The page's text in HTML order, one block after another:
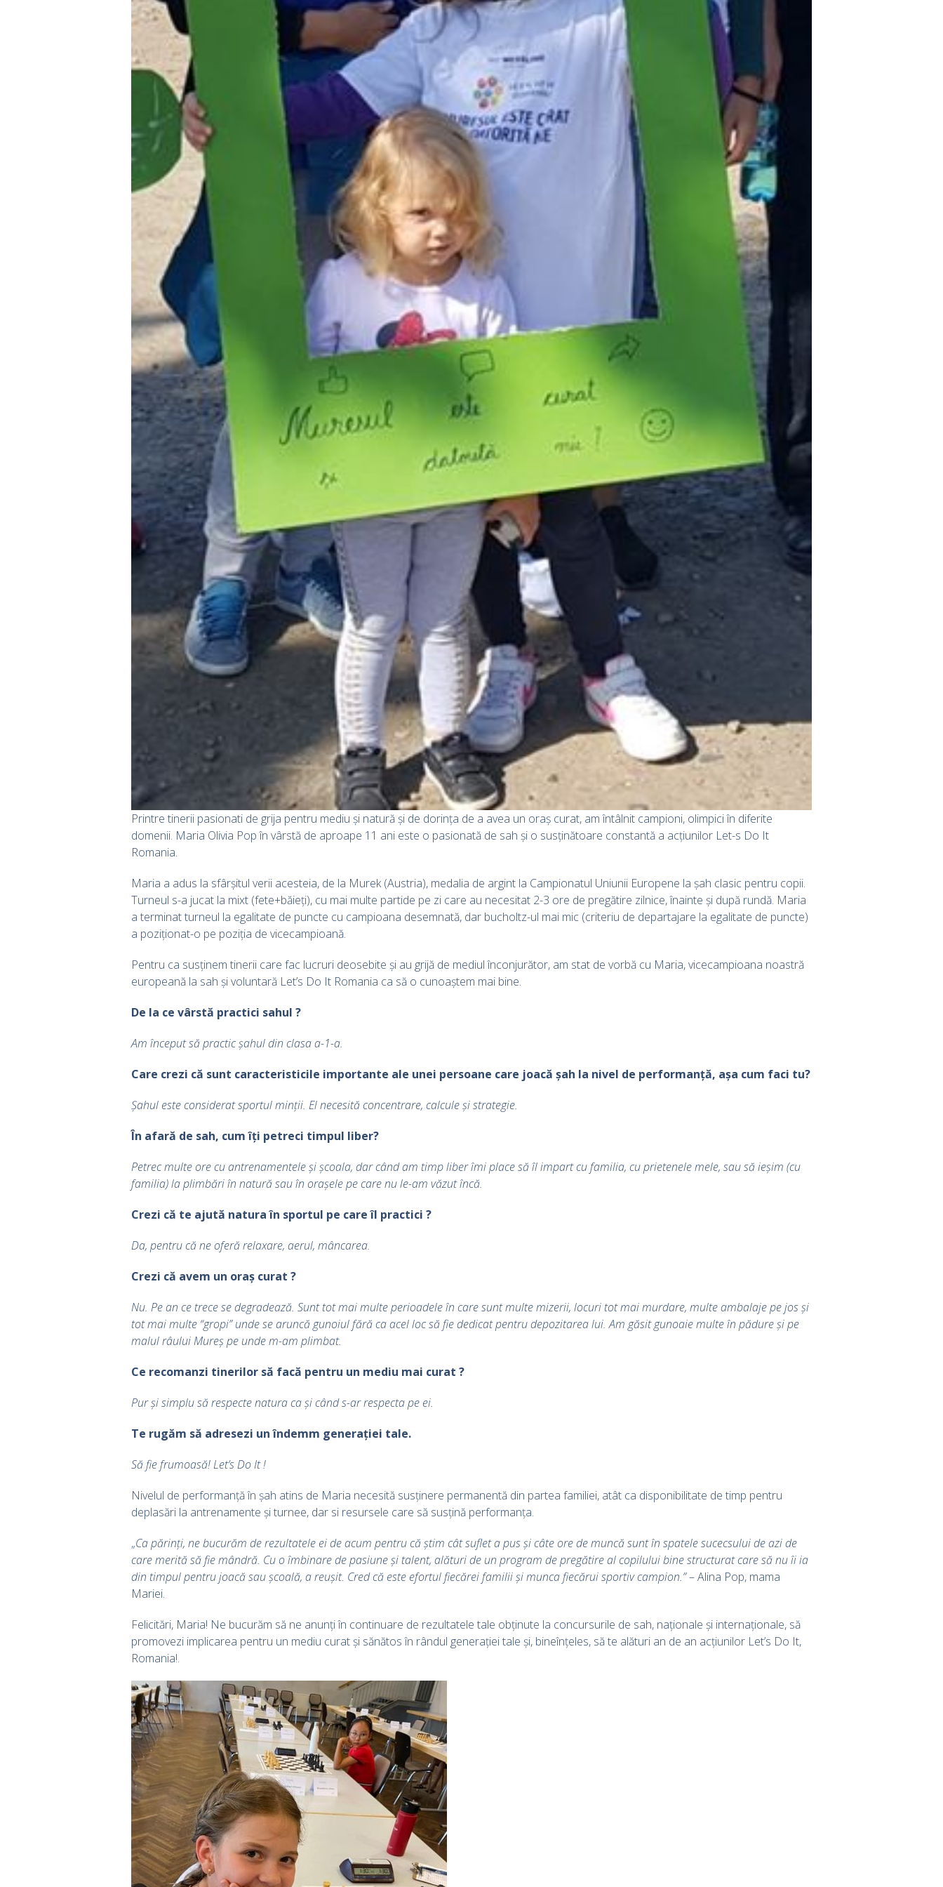
Printre tinerii pasionati de grija pentru mediu și natură și de dorința de a avea un oraș curat, am întâlnit campioni, olimpici în diferite
domenii. Maria Olivia Pop în vârstă de aproape 11 ani este o pasionată de sah și o susținătoare constantă a acțiunilor Let-s Do It
Romania.
Maria a adus la sfârșitul verii acesteia, de la Murek (Austria), medalia de argint la Campionatul Uniunii Europene la șah clasic pentru copii.
Turneul s-a jucat la mixt (fete+băieți), cu mai multe partide pe zi care au necesitat 2-3 ore de pregătire zilnice, înainte și după rundă. Maria
a terminat turneul la egalitate de puncte cu campioana desemnată, dar bucholtz-ul mai mic (criteriu de departajare la egalitate de puncte)
a poziționat-o pe poziția de vicecampioană.
Pentru ca susținem tinerii care fac lucruri deosebite și au grijă de mediul înconjurător, am stat de vorbă cu Maria, vicecampioana noastră
europeană la sah și voluntară Let’s Do It Romania ca să o cunoaștem mai bine.
De la ce vârstă practici sahul ?
Am început să practic șahul din clasa a-1-a.
Care crezi că sunt caracteristicile importante ale unei persoane care joacă șah la nivel de performanță, așa cum faci tu?
Șahul este considerat sportul minții. El necesită concentrare, calcule și strategie.
În afară de sah, cum îți petreci timpul liber?
Petrec multe ore cu antrenamentele și școala, dar când am timp liber îmi place să îl impart cu familia, cu prietenele mele, sau să ieșim (cu
familia) la plimbări în natură sau în orașele pe care nu le-am văzut încă.
Crezi că te ajută natura în sportul pe care îl practici ?
Da, pentru că ne oferă relaxare, aerul, mâncarea.
Crezi că avem un oraș curat ?
Nu. Pe an ce trece se degradează. Sunt tot mai multe perioadele în care sunt multe mizerii, locuri tot mai murdare, multe ambalaje pe jos și
tot mai multe “gropi” unde se aruncă gunoiul fără ca acel loc să fie dedicat pentru depozitarea lui. Am găsit gunoaie multe în pădure și pe
malul râului Mureș pe unde m-am plimbat.
Ce recomanzi tinerilor să facă pentru un mediu mai curat ?
Pur și simplu să respecte natura ca și când s-ar respecta pe ei.
Te rugăm să adresezi un îndemm generației tale.
Să fie frumoasă! Let’s Do It !
Nivelul de performanță în șah atins de Maria necesită susținere permanentă din partea familiei, atât ca disponibilitate de timp pentru
deplasări la antrenamente și turnee, dar si resursele care să susțină performanța.
„Ca părinți, ne bucurăm de rezultatele ei de acum pentru că știm cât suflet a pus și câte ore de muncă sunt în spatele sucecsului de azi de
care merită să fie mândră. Cu o îmbinare de pasiune și talent, alături de un program de pregătire al copilului bine structurat care să nu îi ia
din timpul pentru joacă sau școală, a reușit. Cred că este efortul fiecărei familii și munca fiecărui sportiv campion.”– Alina Pop, mama
Mariei.
Felicitări, Maria! Ne bucurăm să ne anunți în continuare de rezultatele tale obținute la concursurile de sah, naționale și internaționale, să
promovezi implicarea pentru un mediu curat și sănătos în rândul generației tale și, bineînțeles, să te alături an de an acțiunilor Let’s Do It,
Romania!.